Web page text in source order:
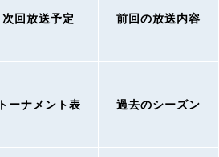
次回放送予定 前回の放送内容
トーナメント表 過去のシーズン